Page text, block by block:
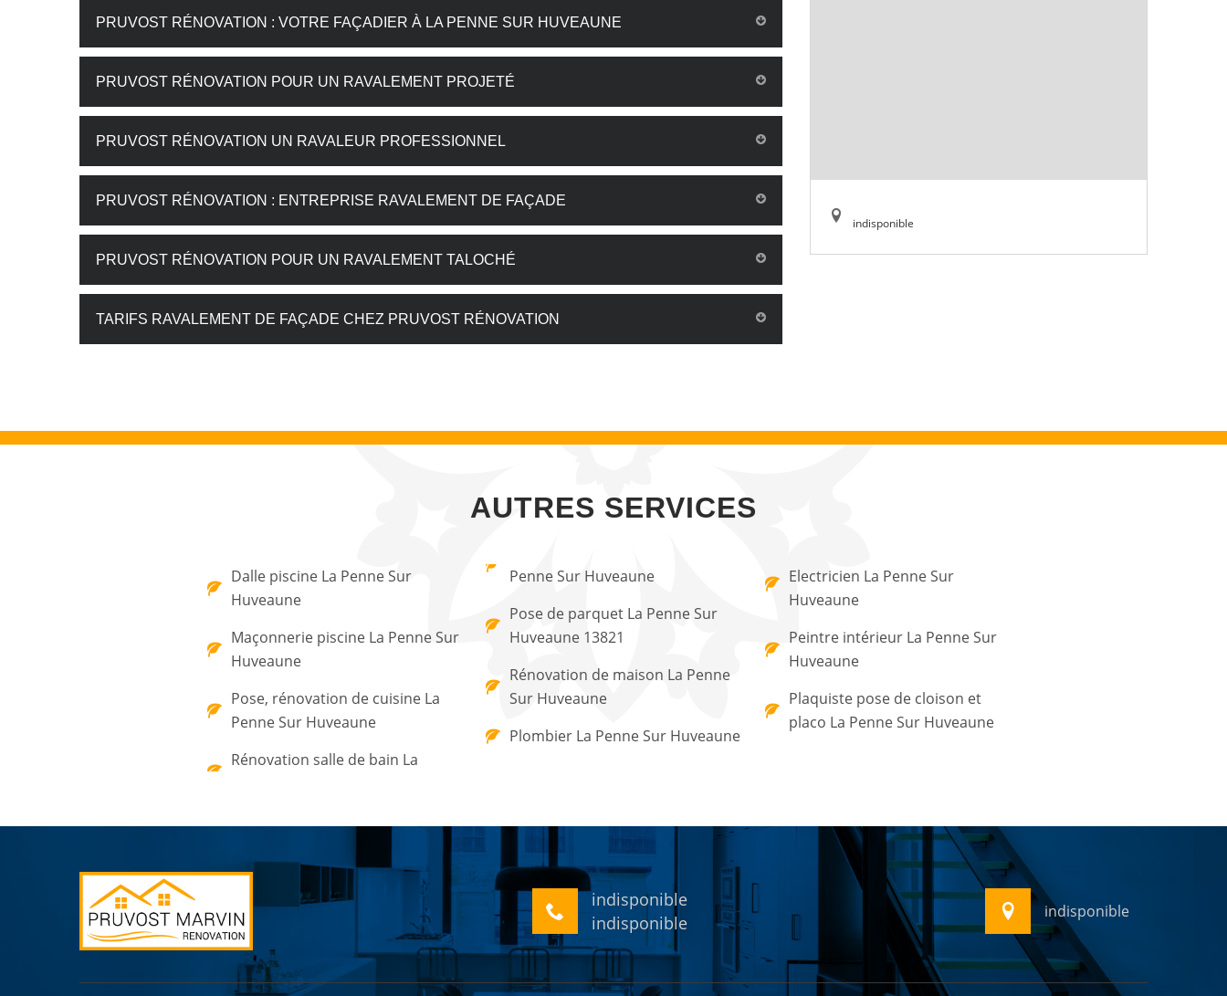
PRUVOST RÉNOVATION : VOTRE FAÇADIER À LA PENNE SUR HUVEAUNE
PRUVOST RÉNOVATION POUR UN RAVALEMENT PROJETÉ
PRUVOST RÉNOVATION UN RAVALEUR PROFESSIONNEL
PRUVOST RÉNOVATION : ENTREPRISE RAVALEMENT DE FAÇADE
PRUVOST RÉNOVATION POUR UN RAVALEMENT TALOCHÉ
TARIFS RAVALEMENT DE FAÇADE CHEZ PRUVOST RÉNOVATION
indisponible
AUTRES SERVICES
Dalle piscine La Penne Sur
Huveaune
Maçonnerie piscine La Penne Sur
Huveaune
Pose, rénovation de cuisine La
Penne Sur Huveaune
Rénovation salle de bain La
Penne Sur Huveaune
Pose de parquet La Penne Sur
Huveaune 13821
Rénovation de maison La Penne
Sur Huveaune
Plombier La Penne Sur Huveaune
Electricien La Penne Sur
Huveaune
Peintre intérieur La Penne Sur
Huveaune
Plaquiste pose de cloison et
placo La Penne Sur Huveaune
indisponible
indisponible
indisponible